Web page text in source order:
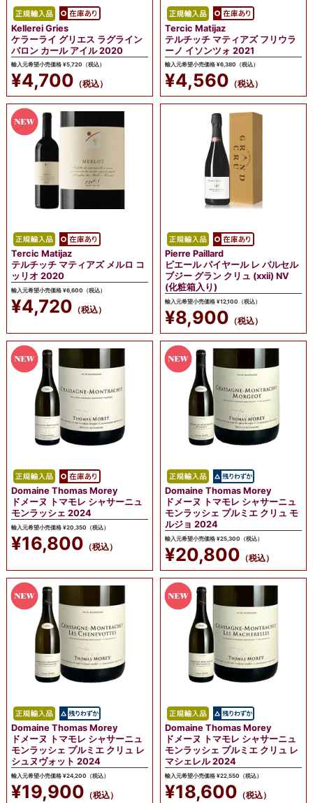
Kellerei Gries
ケラーライ グリエス ラグライン
バロン カール アイル 2020
輸入元希望小売価格 ¥5,720（税込）
¥4,700 （税込）
Tercic Matijaz
テルチッチ マティアズ フリウラ
ーノ イソンツォ 2021
輸入元希望小売価格 ¥6,380（税込）
¥4,560 （税込）
Tercic Matijaz
テルチッチ マティアズ メルロ コ
ッリオ 2020
輸入元希望小売価格 ¥6,600（税込）
¥4,720 （税込）
Pierre Paillard
ピエール パイヤール レ パルセル
ブジー グラン クリュ (xxii) NV
(化粧箱入り)
輸入元希望小売価格 ¥12,100（税込）
¥8,900 （税込）
Domaine Thomas Morey
ドメーヌ トマモレ シャサーニュ
モンラッシェ 2024
輸入元希望小売価格 ¥20,350（税込）
¥16,800 （税込）
Domaine Thomas Morey
ドメーヌ トマモレ シャサーニュ
モンラッシェ プルミエ クリュ モ
ルジョ 2024
輸入元希望小売価格 ¥25,300（税込）
¥20,800 （税込）
Domaine Thomas Morey
ドメーヌ トマモレ シャサーニュ
モンラッシェ プルミエ クリュ レ
シュヌヴォット 2024
輸入元希望小売価格 ¥24,200（税込）
¥19,900 （税込）
Domaine Thomas Morey
ドメーヌ トマモレ シャサーニュ
モンラッシェ プルミエ クリュ レ
マシェレル 2024
輸入元希望小売価格 ¥22,550（税込）
¥18,600 （税込）